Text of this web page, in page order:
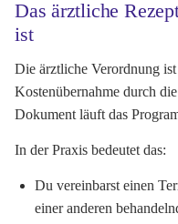
Das ärztliche
ist
Die ärztliche Verordnung
Kostenübernahme durch
Dokument läuft das
In der Praxis bedeutet das:
Du vereinbarst einen
einer anderen